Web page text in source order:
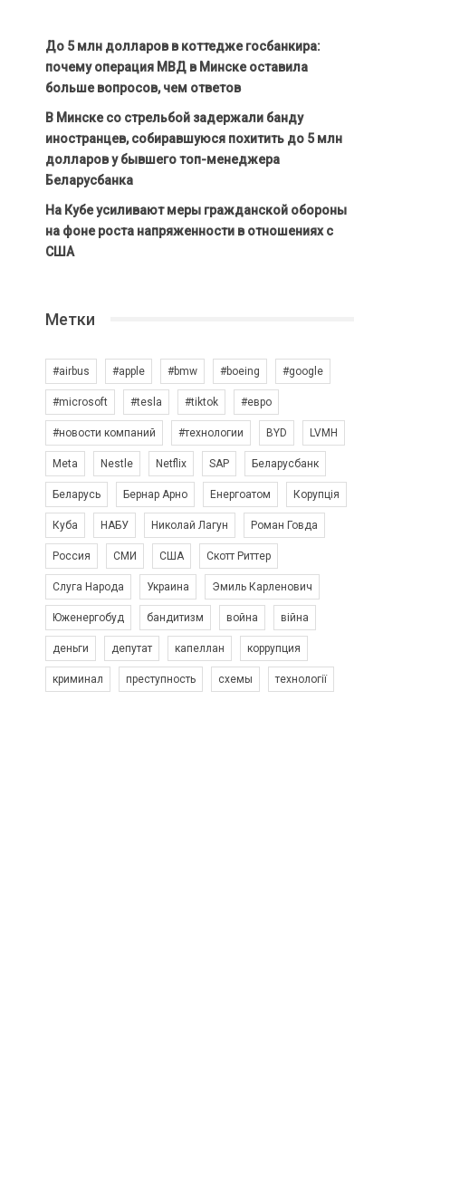
До 5 млн долларов в коттедже госбанкира:
почему операция МВД в Минске оставила
больше вопросов, чем ответов
В Минске со стрельбой задержали банду
иностранцев, собиравшуюся похитить до 5 млн
долларов у бывшего топ-менеджера
Беларусбанка
На Кубе усиливают меры гражданской обороны
на фоне роста напряженности в отношениях с
США
Метки
#airbus #apple #bmw #boeing #google
#microsoft #tesla #tiktok #евро
#новости компаний #технологии BYD LVMH
Meta Nestle Netflix SAP Беларусбанк
Беларусь Бернар Арно Енергоатом Корупція
Куба НАБУ Николай Лагун Роман Говда
Россия СМИ США Скотт Риттер
Слуга Народа Украина Эмиль Карленович
Юженергобуд бандитизм война війна
деньги депутат капеллан коррупция
криминал преступность схемы технології